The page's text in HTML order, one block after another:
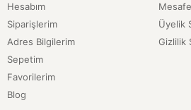
Hesabım
Siparişlerim
Adres Bilgilerim
Sepetim
Favorilerim
Blog
Üyelik
Gizlilik